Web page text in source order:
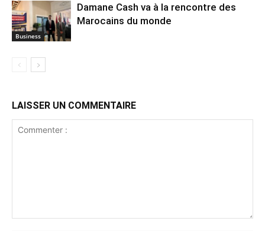
Business
Damane Cash va à la rencontre des
Marocains du monde
LAISSER UN COMMENTAIRE